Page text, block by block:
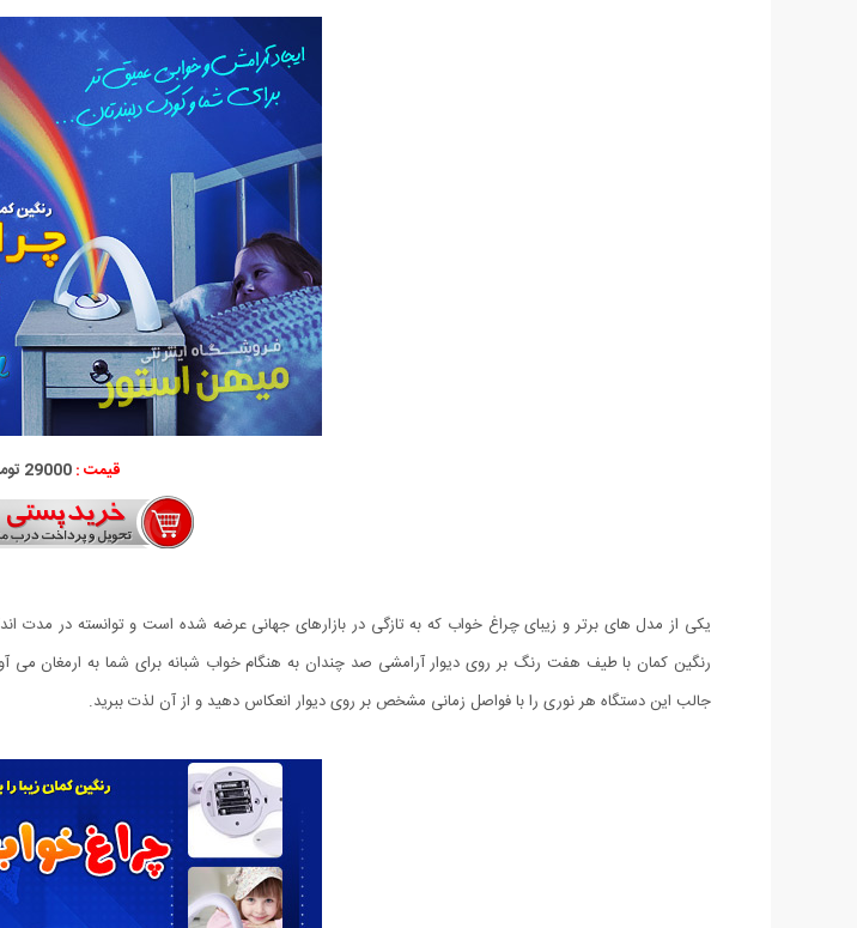
قیمت :29000 تومان
یکی از مدل های برتر و زیبای چراغ خواب که به تازگی در بازارهای جهانی عرضه شده است و توانسته در
رنگین كمان با طیف هفت رنگ بر روی دیوار آرامشی صد چندان به هنگام خواب شبانه برای شما به ارمغان می
جالب این دستگاه هر نوری را با فواصل زمانی مشخص بر روی دیوار انعكاس دهید و از آن لذت ببرید.